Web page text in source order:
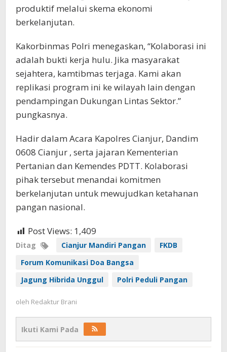
produktif melalui skema ekonomi
berkelanjutan.
Kakorbinmas Polri menegaskan, “Kolaborasi ini
adalah bukti kerja hulu. Jika masyarakat
sejahtera, kamtibmas terjaga. Kami akan
replikasi program ini ke wilayah lain dengan
pendampingan Dukungan Lintas Sektor.”
pungkasnya.
Hadir dalam Acara Kapolres Cianjur, Dandim
0608 Cianjur , serta jajaran Kementerian
Pertanian dan Kemendes PDTT. Kolaborasi
pihak tersebut menandai komitmen
berkelanjutan untuk mewujudkan ketahanan
pangan nasional.
Post Views: 1,409
Ditag Cianjur Mandiri Pangan
FKDB
Forum Komunikasi Doa Bangsa
Jagung Hibrida Unggul
Polri Peduli Pangan
oleh Redaktur Brani
Ikuti Kami Pada